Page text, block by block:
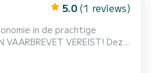
5.0 (1 reviews)
in de prachtige
garandeert tijdens